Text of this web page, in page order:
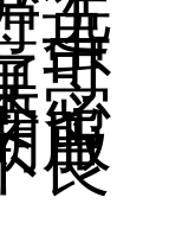
选
虽
可
，
密
服
良